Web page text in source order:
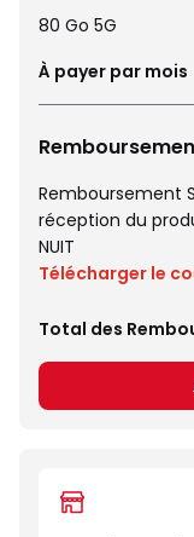
80 Go 5G
À payer par mois
Remboursement
réception du
NUIT
Télécharger le
Total des